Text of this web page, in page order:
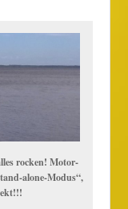
rocken! Motor-
alone-Modus“,